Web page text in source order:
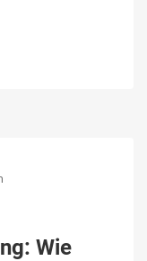
Wie